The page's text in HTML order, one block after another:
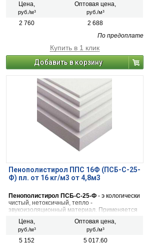
подвергающихся механическим нагрузкам.
Цена,
руб./м³
Оптовая цена,
руб./м³
2 760
2 688
По предоплате
Купить в 1 клик
Добавить в корзину
Пенополистирол ППС 16Ф (ПСБ-С-25-
Ф) пл. от 16 кг/м3 от 4,8м3
Пенополистирол ПСБ-С-25-Ф- э кологически
чистый, нетоксичный, тепло -
звукоизоляционный материал. Применяется
как наиболее экономичный, удобный в
применении, обладающий низкой степенью
теплопроводности и паропроницаемости.
Цена,
руб./м³
Оптовая цена,
руб./м³
5 152
5 017.60